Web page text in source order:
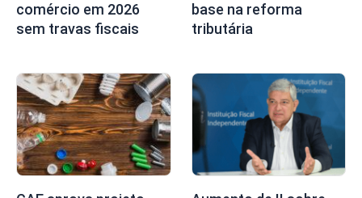
comércio em 2026
sem travas fiscais
base na reforma
tributária